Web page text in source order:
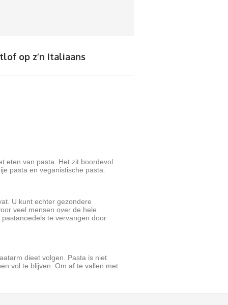
op z’n Italiaans
eten van pasta. Het zit boordevol
pasta en veganistische pasta.
U kunt echter gezondere
veel mensen over de hele
te vervangen door
dieet volgen. Pasta is niet
vol te blijven. Om af te vallen met